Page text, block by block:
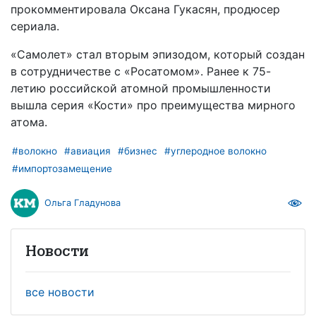
прокомментировала Оксана Гукасян, продюсер
сериала.
«Самолет» стал вторым эпизодом, который создан
в сотрудничестве с «Росатомом». Ранее к 75-
летию российской атомной промышленности
вышла серия «Кости» про преимущества мирного
атома.
#волокно #авиация #бизнес
#углеродное волокно
#импортозамещение
Ольга Гладунова
Новости
все новости